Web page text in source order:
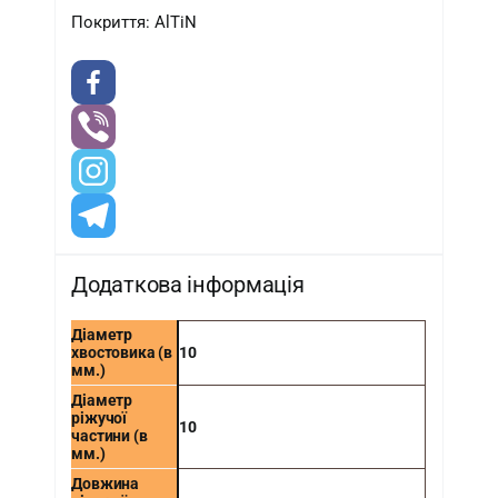
Покриття: AlTiN
Додаткова інформація
Діаметр
хвостовика (в
мм.)
10
Діаметр
ріжучої
частини (в
мм.)
10
Довжина